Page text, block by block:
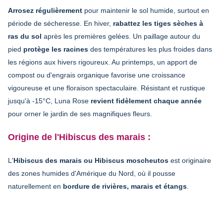
Arrosez régulièrement pour maintenir le sol humide, surtout en
période de sécheresse. En hiver, rabattez les tiges sèches à
ras du sol après les premières gelées. Un paillage autour du
pied protège les racines des températures les plus froides dans
les régions aux hivers rigoureux. Au printemps, un apport de
compost ou d'engrais organique favorise une croissance
vigoureuse et une floraison spectaculaire. Résistant et rustique
jusqu'à -15°C, Luna Rose revient fidèlement chaque année
pour orner le jardin de ses magnifiques fleurs.
Origine de l'Hibiscus des marais :
L'Hibiscus des marais ou Hibiscus moscheutos est originaire
des zones humides d'Amérique du Nord, où il pousse
naturellement en bordure de rivières, marais et étangs